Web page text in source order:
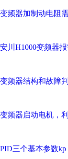
变频器加制动电阻
安川H1000变频器
变频器结构和故障
变频器启动电机，
PID三个基本参数kp